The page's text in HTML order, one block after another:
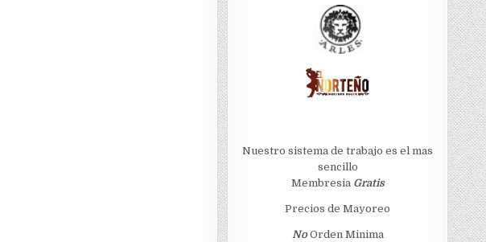
Nuestro sistema de trabajo es el mas
sencillo
Membresia Gratis
Precios de Mayoreo
NoOrden Minima